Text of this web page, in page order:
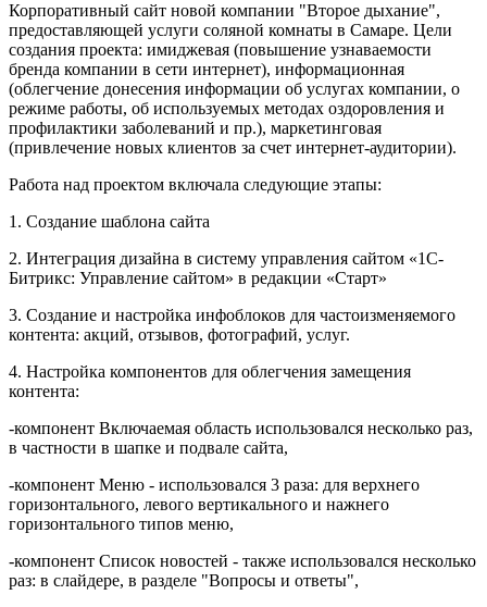
Корпоративный сайт новой компании "Второе дыхание",
предоставляющей услуги соляной комнаты в Самаре. Цели
создания проекта: имиджевая (повышение узнаваемости
бренда компании в сети интернет), информационная
(облегчение донесения информации об услугах компании, о
режиме работы, об используемых методах оздоровления и
профилактики заболеваний и пр.), маркетинговая
(привлечение новых клиентов за счет интернет-аудитории).
Работа над проектом включала следующие этапы:
1. Создание шаблона сайта
2. Интеграция дизайна в систему управления сайтом «1С-
Битрикс: Управление сайтом» в редакции «Старт»
3. Создание и настройка инфоблоков для частоизменяемого
контента: акций, отзывов, фотографий, услуг.
4. Настройка компонентов для облегчения замещения
контента:
-компонент Включаемая область использовался несколько раз,
в частности в шапке и подвале сайта,
-компонент Меню - использовался 3 раза: для верхнего
горизонтального, левого вертикального и нажнего
горизонтального типов меню,
-компонент Список новостей - также использовался несколько
раз: в слайдере, в разделе "Вопросы и ответы",